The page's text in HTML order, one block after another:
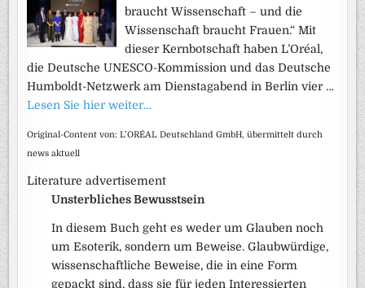
braucht Wissenschaft – und die
Wissenschaft braucht Frauen.“ Mit
dieser Kernbotschaft haben L’Oréal,
die Deutsche UNESCO-Kommission und das Deutsche
Humboldt-Netzwerk am Dienstagabend in Berlin vier …
Lesen Sie hier weiter…
Original-Content von: L’ORÉAL Deutschland GmbH, übermittelt durch
news aktuell
Literature advertisement
Unsterbliches Bewusstsein
In diesem Buch geht es weder um Glauben noch
um Esoterik, sondern um Beweise. Glaubwürdige,
wissenschaftliche Beweise, die in eine Form
gepackt sind, dass sie für jeden Interessierten